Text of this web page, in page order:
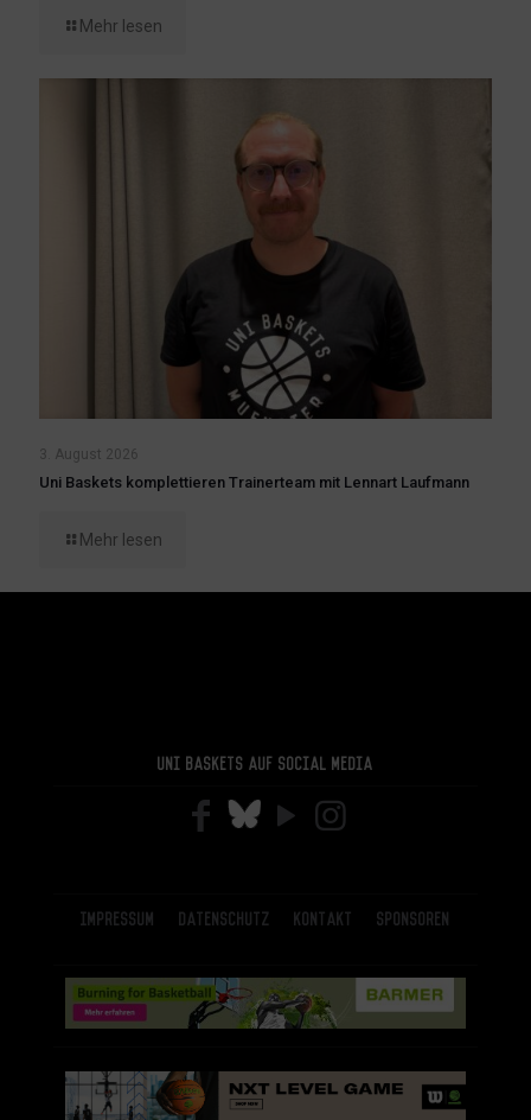
Mehr lesen
3. August 2026
Uni Baskets komplettieren Trainerteam mit Lennart Laufmann
Mehr lesen
Uni Baskets auf Social Media
Impressum Datenschutz Kontakt Sponsoren